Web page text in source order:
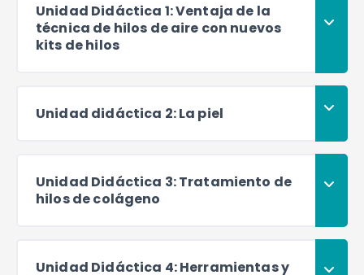
Unidad Didáctica 1: Ventaja de la
técnica de hilos de aire con nuevos
kits de hilos
Unidad didáctica 2: La piel
Unidad Didáctica 3: Tratamiento de
hilos de colágeno
Unidad Didáctica 4: Herramientas y